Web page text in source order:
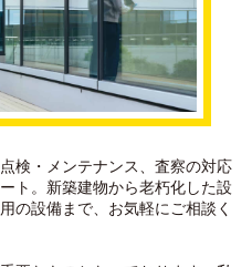
検・メンテナンス、査察の対応
ト。新築建物から老朽化した設
の設備まで、お気軽にご相談く